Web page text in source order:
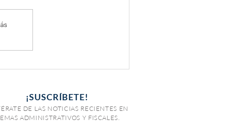
Exentos de ISR para
¡SUSCRÍBETE!
DE LAS NOTICIAS RECIENTES EN
ADMINISTRATIVOS Y FISCALES.